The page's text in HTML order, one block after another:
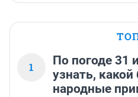
1
По погоде
узнать,
народные